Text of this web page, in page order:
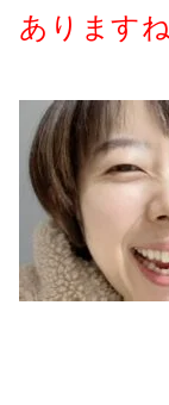
あります